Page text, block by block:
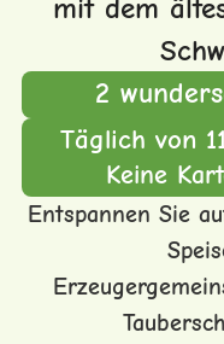
mit dem
2
Täglich von
Keine
Entspannen Sie